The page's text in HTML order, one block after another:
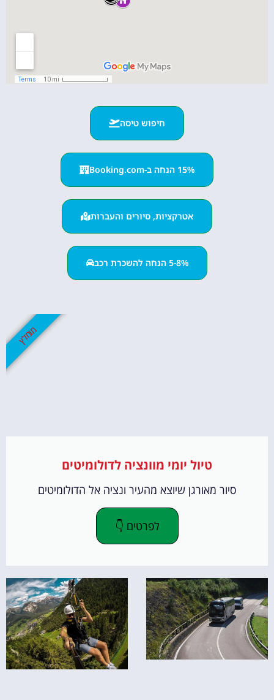
חיפוש טיסה
15% הנחה ב-Booking.com
אטרקציות, סיורים והעברות
5-8% הנחה להשכרת רכב
טיול יומי מוונציה לדולומיטים
סיור מאורגן שיוצא מהעיר ונציה אל הדולומיטים
לפרטים 👇
מומלץ